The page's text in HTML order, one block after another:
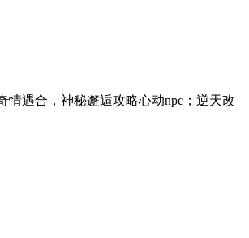
情遇合，神秘邂逅攻略心动npc；逆天改